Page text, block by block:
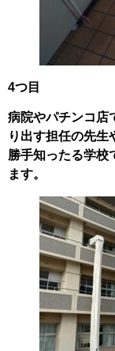
4つ目
病院やパチンコ店
り出す担任の先生
勝手知ったる学校
ます。